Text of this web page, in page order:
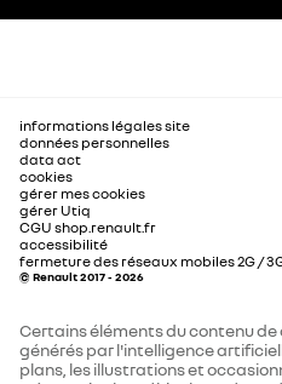
informations légales site
données personnelles
data act
cookies
gérer mes cookies
gérer Utiq
CGU shop.renault.fr
accessibilité
fermeture des réseaux mobiles 2G /
© Renault 2017 - 2026
Certains éléments du contenu
générés par l'intelligence
plans, les illustrations et